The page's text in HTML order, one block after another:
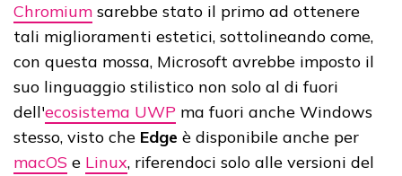
Chromium sarebbe stato il primo ad ottenere
tali miglioramenti estetici, sottolineando come,
con questa mossa, Microsoft avrebbe imposto il
suo linguaggio stilistico non solo al di fuori
dell'ecosistema UWP ma fuori anche Windows
stesso, visto che Edge è disponibile anche per
macOS e Linux, riferendoci solo alle versioni del